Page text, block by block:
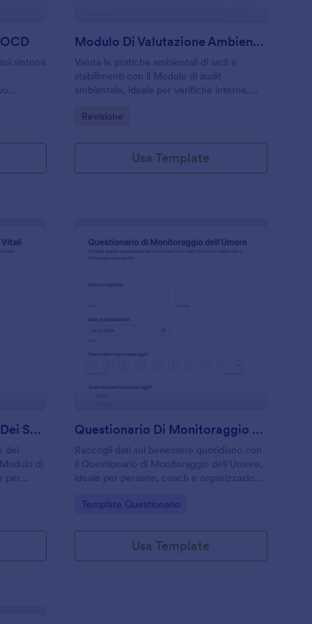
sintomi
dati
Modulo Di Valutazione Ambientale
Valuta le pratiche ambientali di sedi e
stabilimenti con il Modulo di audit
ambientale, ideale per verifiche interne,
raccolta dati e gestione delle risposte in
Go to Category:
Revisione
Usa Template
Di Monitoraggio Dei Segni Vitali
Modulo Di Monitoraggio Dei Segni Vitali
dei
di
per
Questionario Di Monitoraggio Dell'Umore
Raccogli dati sul benessere quotidiano con
il Questionario di Monitoraggio dell’Umore,
ideale per persone, coach e organizzazioni
cambiamenti nel tempo tramite Jotform.
Go to Category:
Template Questionario
Usa Template